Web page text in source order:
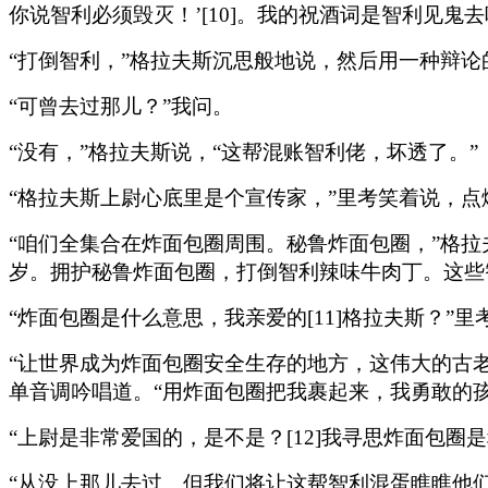
你说智利必须毁灭！’[10]。我的祝酒词是智利见鬼
“打倒智利，”格拉夫斯沉思般地说，然后用一种辩
“可曾去过那儿？”我问。
“没有，”格拉夫斯说，“这帮混账智利佬，坏透了。”
“格拉夫斯上尉心底里是个宣传家，”里考笑着说，
“咱们全集合在炸面包圈周围。秘鲁炸面包圈，”格
岁。拥护秘鲁炸面包圈，打倒智利辣味牛肉丁。这
“炸面包圈是什么意思，我亲爱的[11]格拉夫斯？”里
“让世界成为炸面包圈安全生存的地方，这伟大的
单音调吟唱道。“用炸面包圈把我裹起来，我勇敢
“上尉是非常爱国的，是不是？[12]我寻思炸面包圈
“从没上那儿去过。但我们将让这帮智利混蛋瞧瞧